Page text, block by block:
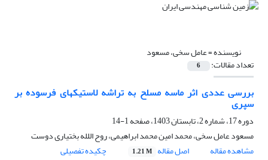
نویسنده =عامل سخی، مسعود
تعداد مقالات: 6
بررسی عددی اثر ماسه مسلح به تراشه لاستیکهای فرسوده بر
سپری
دوره 17، شماره 2، تابستان 1403، صفحه
1-14
مسعود عامل سخی، محمد امین محمد ابراهیمی، روح اللله بختیاری دوست
مشاهده مقاله
اصل مقاله 1.21 M چکیده تفصیلی